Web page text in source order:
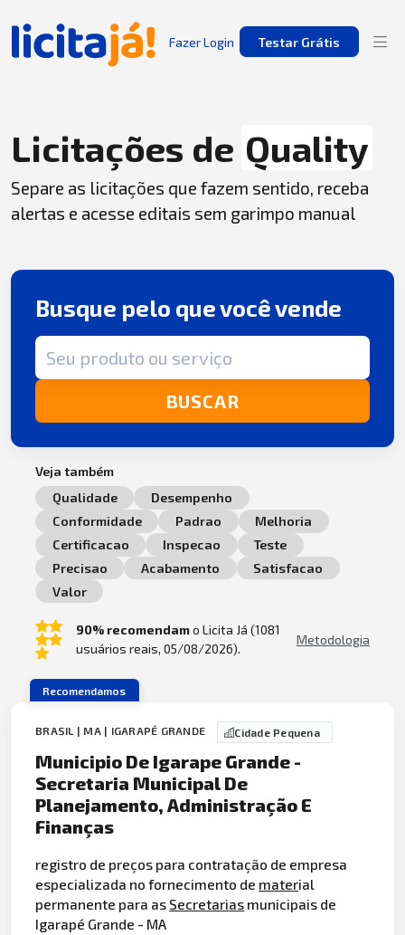
Fazer Login Testar Grátis
Licitações de Quality
Separe as licitações que fazem sentido, receba
alertas e acesse editais sem garimpo manual
Busque pelo que você vende
Termo de busca
BUSCAR
Veja também
Qualidade
Desempenho
Conformidade
Padrao
Melhoria
Certificacao
Inspecao
Teste
Precisao
Acabamento
Satisfacao
Valor
90% recomendamo Licita Já (1081
usuários reais, 05/08/2026).
Metodologia
Recomendamos
BRASIL | MA | IGARAPÉ GRANDE Cidade Pequena
Municipio De Igarape Grande -
Secretaria Municipal De
Planejamento, Administração E
Finanças
registro de preços para contratação de empresa
especializada no fornecimento de material
permanente para as Secretarias municipais de
Igarapé Grande - MA